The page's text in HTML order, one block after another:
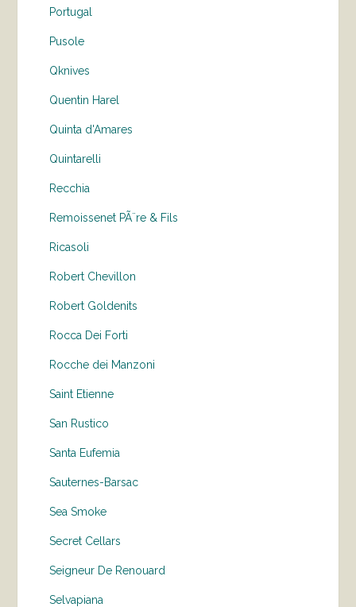
Portugal
Pusole
Qknives
Quentin Harel
Quinta d'Amares
Quintarelli
Recchia
Remoissenet PÃ¨re & Fils
Ricasoli
Robert Chevillon
Robert Goldenits
Rocca Dei Forti
Rocche dei Manzoni
Saint Etienne
San Rustico
Santa Eufemia
Sauternes-Barsac
Sea Smoke
Secret Cellars
Seigneur De Renouard
Selvapiana